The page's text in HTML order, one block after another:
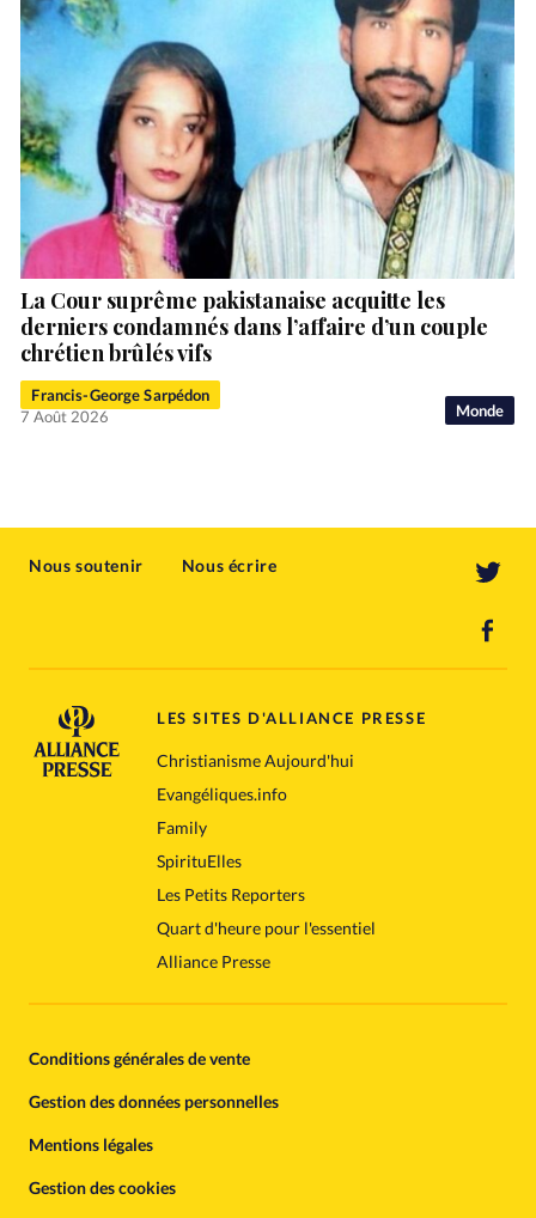
Monde
La Cour suprême pakistanaise acquitte les
derniers condamnés dans l’affaire d’un couple
chrétien brûlés vifs
Francis-George Sarpédon
7 Août 2026
Nous soutenir Nous écrire
LES SITES D'ALLIANCE PRESSE
Christianisme Aujourd'hui
Evangéliques.info
Family
SpirituElles
Les Petits Reporters
Quart d'heure pour l'essentiel
Alliance Presse
Conditions générales de vente
Gestion des données personnelles
Mentions légales
Gestion des cookies